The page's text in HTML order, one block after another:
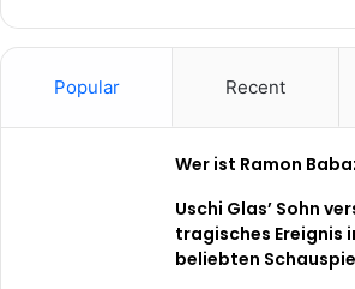
Popular Recent
Wer ist Ramon
Uschi Glas’ Sohn
tragisches Ereignis
beliebten